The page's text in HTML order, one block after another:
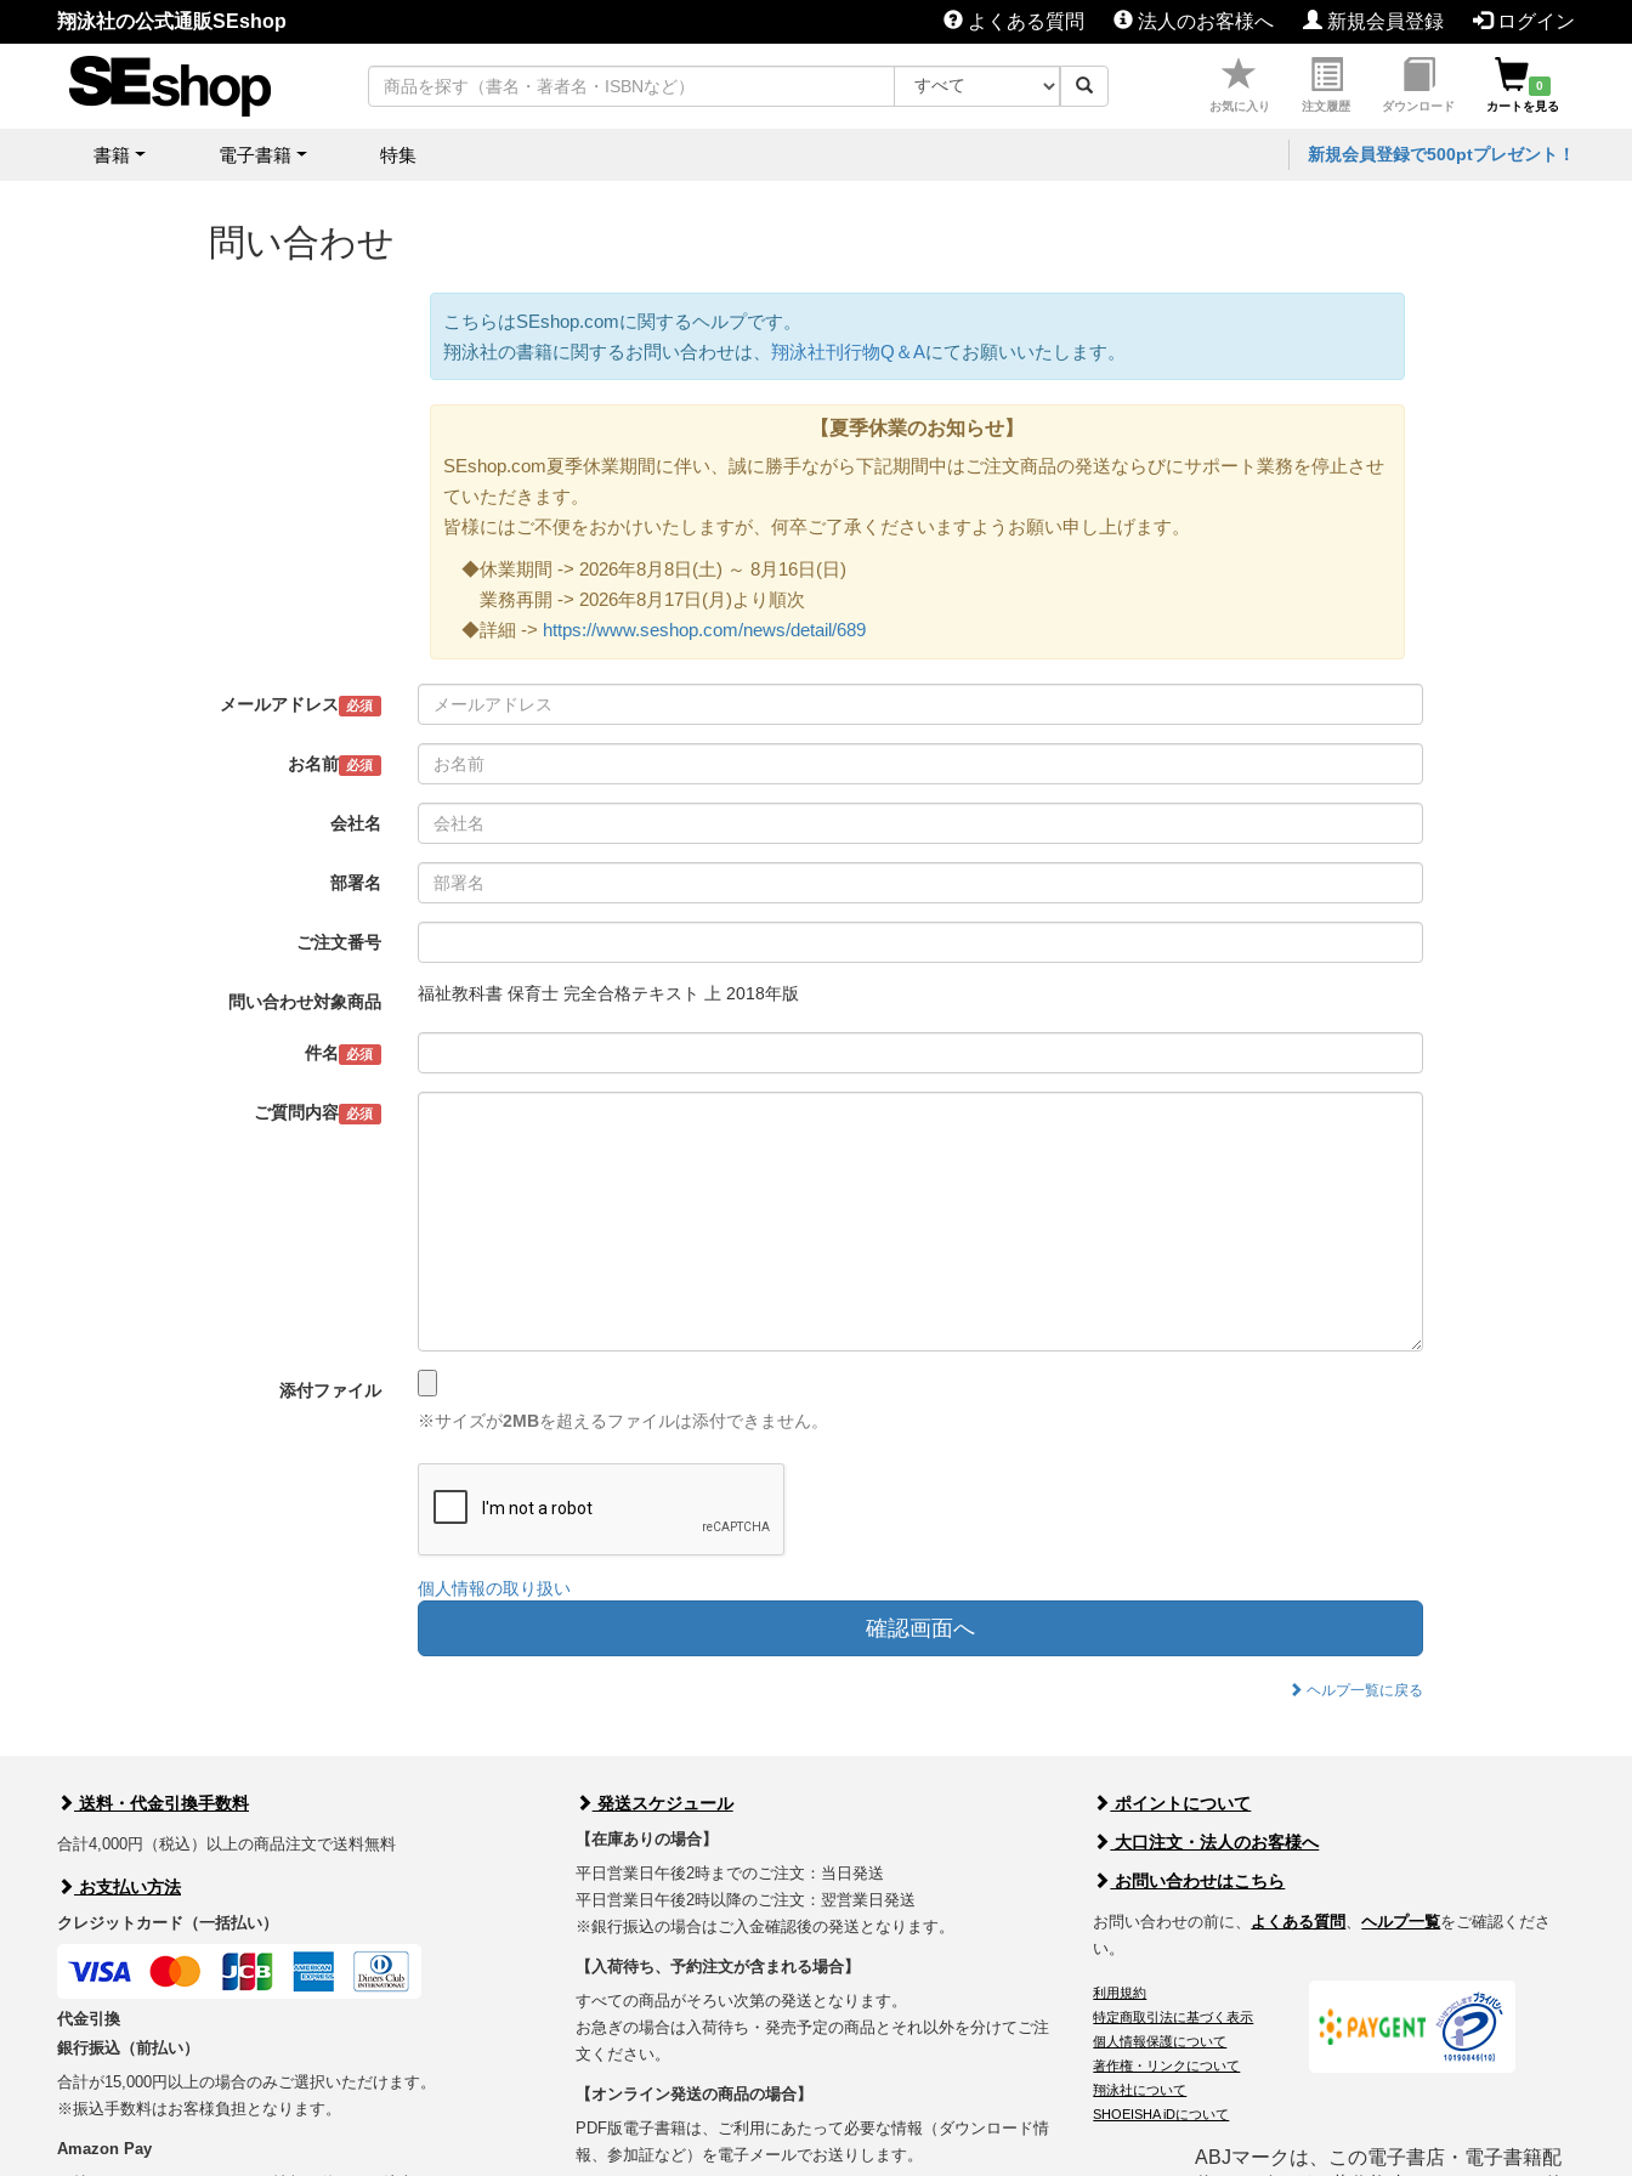
翔泳社の公式通販SEshop よくある質問 法人のお客様へ 新規会員登録 ログイン
お気に入り 注文履歴 ダウンロード
0
カートを見る
書籍 電子書籍 特集 新規会員登録で500ptプレゼント！
問い合わせ
こちらはSEshop.comに関するヘルプです。
翔泳社の書籍に関するお問い合わせは、 翔泳社刊行物Q＆Aにてお願いいたします。
【夏季休業のお知らせ】
SEshop.com夏季休業期間に伴い、誠に勝手ながら下記期間中はご注文商品の発送ならびにサポート業務を停止させ
ていただきます。
皆様にはご不便をおかけいたしますが、何卒ご了承くださいますようお願い申し上げます。
◆休業期間 -> 2026年8月8日(土) ～ 8月16日(日)
業務再開 -> 2026年8月17日(月)より順次
◆詳細 -> https://www.seshop.com/news/detail/689
メールアドレス 必須
お名前 必須
会社名
部署名
ご注文番号
問い合わせ対象商品 福祉教科書 保育士 完全合格テキスト 上 2018年版
件名 必須
ご質問内容 必須
添付ファイル
※サイズが2MBを超えるファイルは添付できません。
個人情報の取り扱い
確認画面へ
ヘルプ一覧に戻る
送料・代金引換手数料
合計4,000円（税込）以上の商品注文で送料無料
お支払い方法
クレジットカード（一括払い）
代金引換
銀行振込（前払い）
合計が15,000円以上の場合のみご選択いただけます。
※振込手数料はお客様負担となります。
Amazon Pay
発送スケジュール
【在庫ありの場合】
平日営業日午後2時までのご注文：当日発送
平日営業日午後2時以降のご注文：翌営業日発送
※銀行振込の場合はご入金確認後の発送となります。
【入荷待ち、予約注文が含まれる場合】
すべての商品がそろい次第の発送となります。
お急ぎの場合は入荷待ち・発売予定の商品とそれ以外を分けてご注
文ください。
【オンライン発送の商品の場合】
PDF版電子書籍は、ご利用にあたって必要な情報（ダウンロード情
報、参加証など）を電子メールでお送りします。
ポイントについて
大口注文・法人のお客様へ
お問い合わせはこちら
お問い合わせの前に、 よくある質問、ヘルプ一覧をご確認くださ
い。
利用規約
特定商取引法に基づく表示
個人情報保護について
著作権・リンクについて
翔泳社について
SHOEISHA iDについて
ABJマークは、この電子書店・電子書籍配